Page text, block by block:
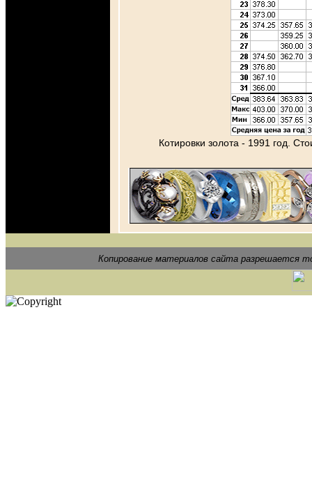
Котировки золота - 1991 год.
Копирование материалов сайта разрешается